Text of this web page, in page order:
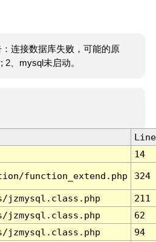
连接数据库失败，可能的原
2、mysql未启动。
Line
14
function_extend.php 324
jzmysql.class.php
211
jzmysql.class.php
62
jzmysql.class.php
94